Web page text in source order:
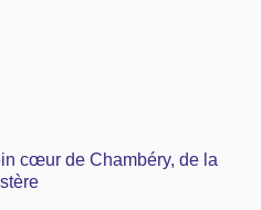
cœur de Chambéry, de la